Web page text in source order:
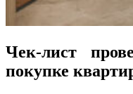
Чек-лист
покупке